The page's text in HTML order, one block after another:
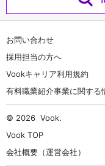
お問い合わせ
採用担当の方へ
Vookキャリア利用規約
有料職業紹介事業に関する
© 2026 Vook.
Vook TOP
会社概要（運営会社）